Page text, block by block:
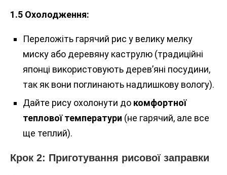
1.5 Охолодження:
Переложіть гарячий рис у велику мелку
миску або деревяну каструлю (традиційні
японці використовують дерев’яні посудини,
так як вони поглинають надлишкову вологу).
Дайте рису охолонути до комфортної
теплової температури (не гарячий, але все
ще теплий).
Крок 2: Приготування рисової заправки